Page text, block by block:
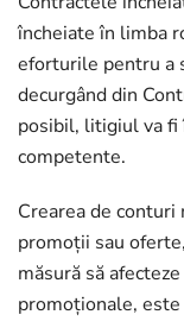
încheiate în limba
eforturile pentru a
decurgând din
posibil, litigiul va
competente.
Crearea de
promoții sau
măsură să
promoționale,